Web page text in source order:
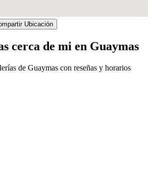
Ubicación
cerca de mi en Guaymas
de Guaymas con reseñas y horarios